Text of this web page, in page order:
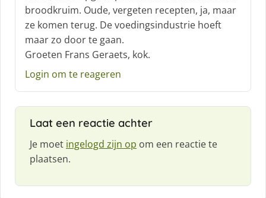
e
e
f
:
broodkruim. Oude, vergeten recepten, ja, maar
ze komen terug. De voedingsindustrie hoeft
maar zo door te gaan.
Groeten Frans Geraets, kok.
Login om te reageren
Laat een reactie achter
Je moet ingelogd zijn op om een reactie te
plaatsen.